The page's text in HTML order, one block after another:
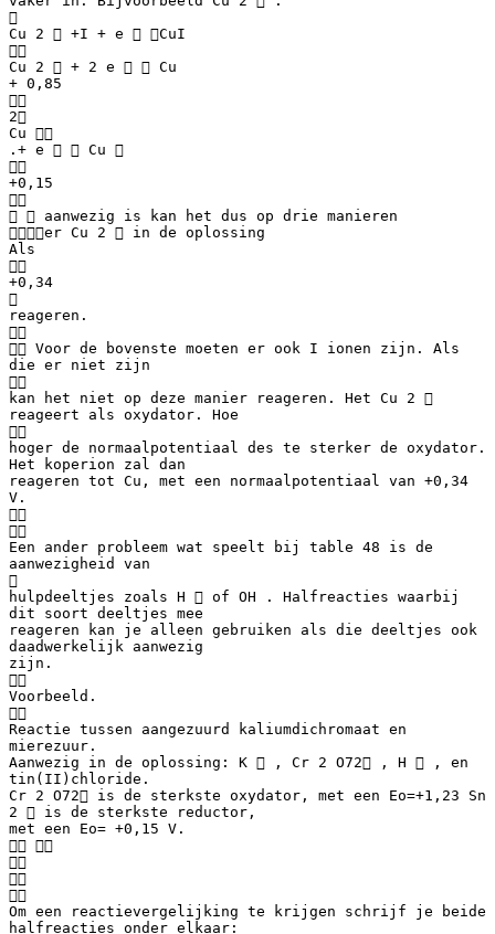

Cu 2  +I + e  CuI

Cu 2  + 2 e   Cu
+ 0,85

2
Cu 
.+ e   Cu 

+0,15

  aanwezig is kan het dus op drie manieren
er Cu 2  in de oplossing
Als

+0,34

reageren.

 Voor de bovenste moeten er ook I ionen zijn. Als
die er niet zijn

kan het niet op deze manier reageren. Het Cu 2 
reageert als oxydator. Hoe

hoger de normaalpotentiaal des te sterker de oxydator.
Het koperion zal dan
reageren tot Cu, met een normaalpotentiaal van +0,34
V.


Een ander probleem wat speelt bij table 48 is de
aanwezigheid van

hulpdeeltjes zoals H  of OH . Halfreacties waarbij
dit soort deeltjes mee
reageren kan je alleen gebruiken als die deeltjes ook
daadwerkelijk aanwezig
zijn.

Voorbeeld.

Reactie tussen aangezuurd kaliumdichromaat en
mierezuur.
Aanwezig in de oplossing: K  , Cr 2 O72 , H  , en
tin(II)chloride.
Cr 2 O72 is de sterkste oxydator, met een Eo=+1,23 Sn
2  is de sterkste reductor,
met een Eo= +0,15 V.
 



Om een reactievergelijking te krijgen schrijf je beide
halfreacties onder elkaar: